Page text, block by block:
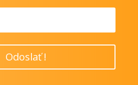
Odoslať !